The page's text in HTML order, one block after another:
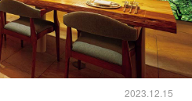
2023.12.15